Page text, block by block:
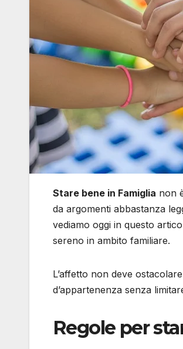
Stare bene in Famiglia non
da argomenti abbastanza
vediamo oggi in questo
sereno in ambito familiare.
L’affetto non deve
d’appartenenza senza
Regole per